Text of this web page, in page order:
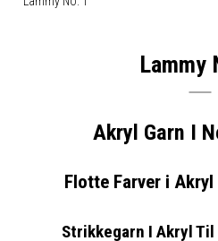
Lammy
Akryl Garn I
Flotte Farver i Akryl
Strikkegarn I Akryl